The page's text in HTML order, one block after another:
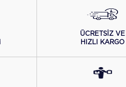
ÜCRETSİZ VE
HIZLI KARGO